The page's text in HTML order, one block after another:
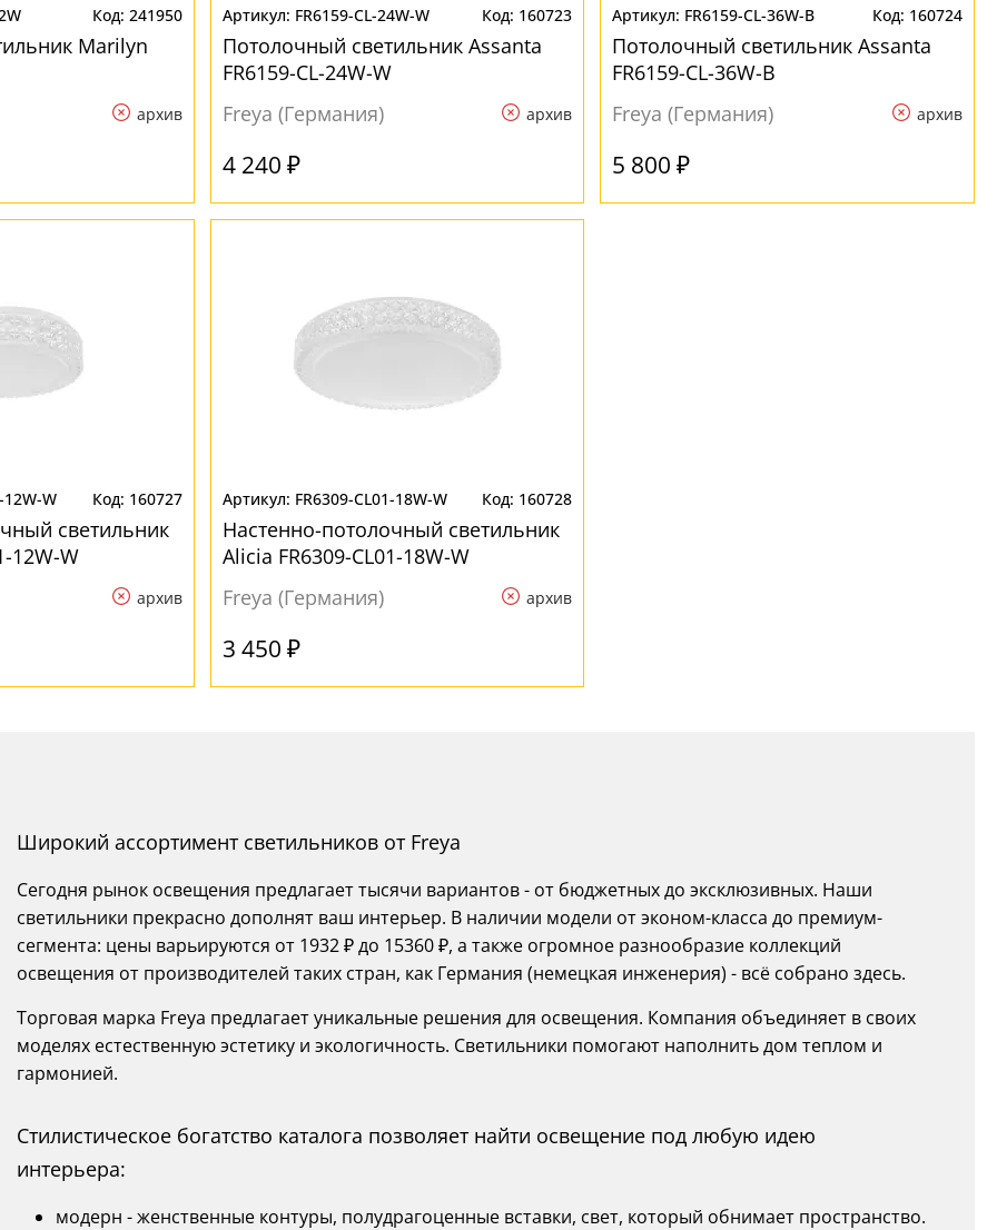
241950
Marilyn
архив
FR6159-CL-24W-W 160723
Потолочный светильник Assanta
FR6159-CL-24W-W
Freya (Германия)
архив
4 240 ₽
FR6159-CL-36W-B 160724
Потолочный светильник Assanta
FR6159-CL-36W-B
Freya (Германия)
архив
5 800 ₽
12W-W 160727
светильник
12W-W
архив
FR6309-CL01-18W-W 160728
Настенно-потолочный светильник
Alicia FR6309-CL01-18W-W
Freya (Германия)
архив
3 450 ₽
Широкий ассортимент светильников от Freya
Сегодня рынок освещения предлагает тысячи вариантов - от бюджетных до эксклюзивных. Наши
светильники прекрасно дополнят ваш интерьер. В наличии модели от эконом-класса до премиум-
сегмента: цены варьируются от 1932 ₽ до 15360 ₽, а также огромное разнообразие коллекций
освещения от производителей таких стран, как Германия (немецкая инженерия) - всё собрано здесь.
Торговая марка Freya предлагает уникальные решения для освещения. Компания объединяет в своих
моделях естественную эстетику и экологичность. Светильники помогают наполнить дом теплом и
гармонией.
Стилистическое богатство каталога позволяет найти освещение под любую идею
интерьера:
модерн - женственные контуры, полудрагоценные вставки, свет, который обнимает пространство.